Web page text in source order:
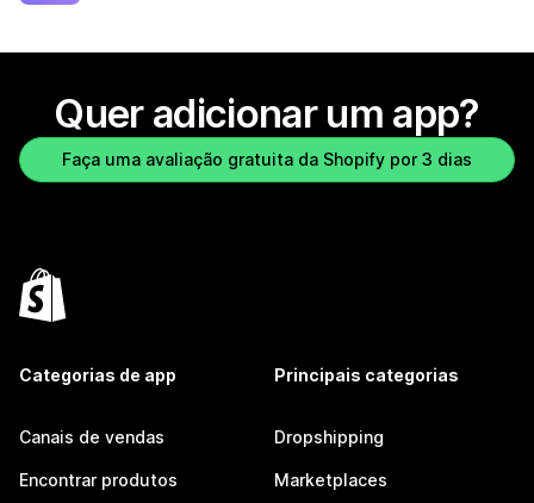
Quer adicionar um app?
Faça uma avaliação gratuita da Shopify por 3 dias
Categorias de app
Canais de vendas
Encontrar produtos
Principais categorias
Dropshipping
Marketplaces